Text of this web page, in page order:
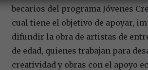
becarios del programa Jóvenes
cual tiene el objetivo de apoyar,
difundir la obra de artistas de
de edad, quienes trabajan para
creatividad y obras con el apoyo